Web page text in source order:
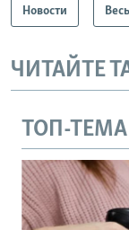
Новости
ЧИТАЙТЕ
ТОП-ТЕМА